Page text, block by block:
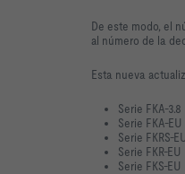
De este modo, el
al número de la
Esta nueva
Serie FKA-3.8
Serie FKA-EU
Serie FKRS-EU
Serie FKR-EU
Serie FKS-EU